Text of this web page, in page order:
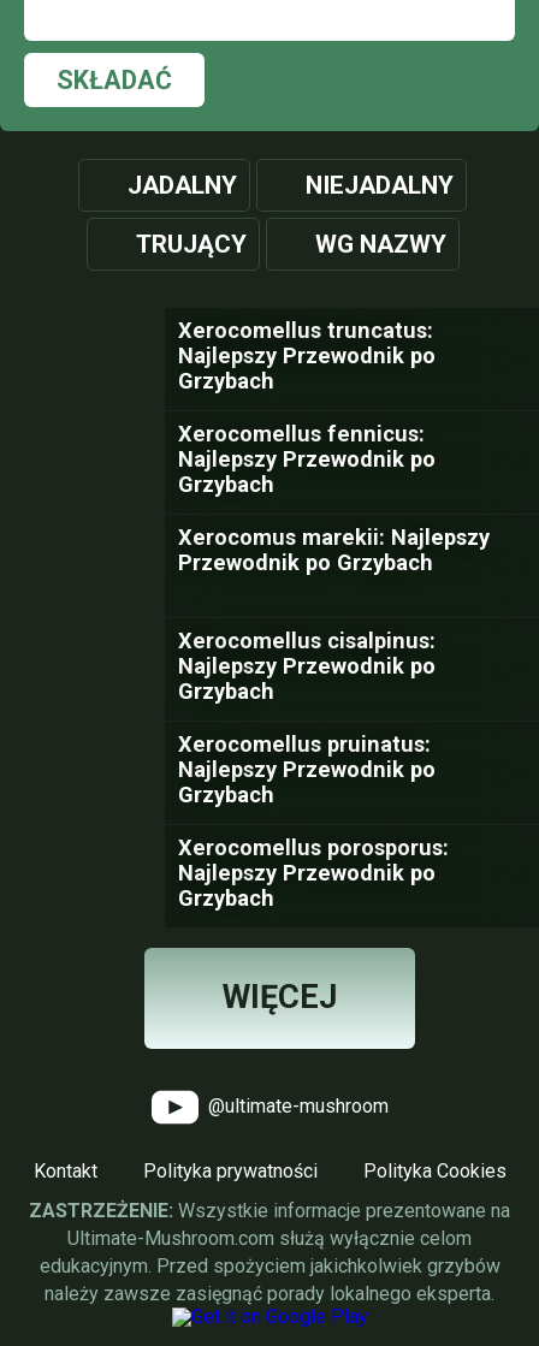
SKŁADAĆ
JADALNY NIEJADALNY
TRUJĄCY WG NAZWY
Xerocomellus truncatus:
Najlepszy Przewodnik po
Grzybach
Xerocomellus fennicus:
Najlepszy Przewodnik po
Grzybach
Xerocomus marekii: Najlepszy
Przewodnik po Grzybach
Xerocomellus cisalpinus:
Najlepszy Przewodnik po
Grzybach
Xerocomellus pruinatus:
Najlepszy Przewodnik po
Grzybach
Xerocomellus porosporus:
Najlepszy Przewodnik po
Grzybach
WIĘCEJ
@ultimate-mushroom
Kontakt Polityka prywatności
Polityka Cookies
ZASTRZEŻENIE: Wszystkie informacje prezentowane na
Ultimate-Mushroom.com służą wyłącznie celom
edukacyjnym. Przed spożyciem jakichkolwiek grzybów
należy zawsze zasięgnąć porady lokalnego eksperta.